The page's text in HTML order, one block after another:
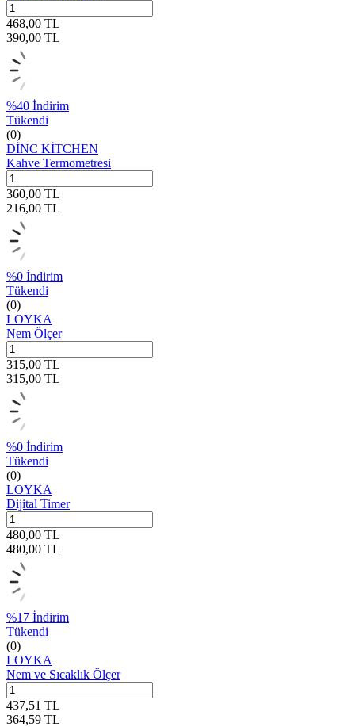
468,00 TL
390,00 TL
%40 İndirim
Tükendi
(0)
DİNC KİTCHEN
Kahve Termometresi
360,00 TL
216,00 TL
%0 İndirim
Tükendi
(0)
LOYKA
Nem Ölçer
315,00 TL
315,00 TL
%0 İndirim
Tükendi
(0)
LOYKA
Dijital Timer
480,00 TL
480,00 TL
%17 İndirim
Tükendi
(0)
LOYKA
Nem ve Sıcaklık Ölçer
437,51 TL
364,59 TL